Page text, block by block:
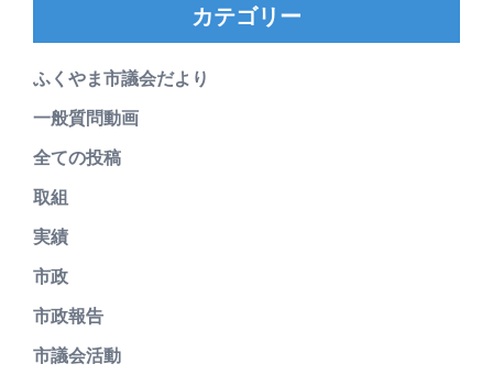
カテゴリー
ふくやま市議会だより
一般質問動画
全ての投稿
取組
実績
市政
市政報告
市議会活動